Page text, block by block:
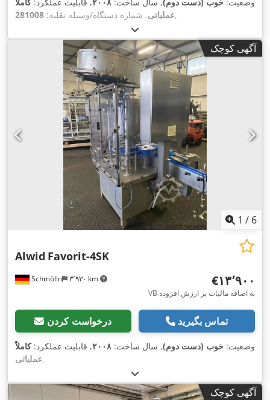
عملیاتی, شماره دستگاه/وسیله نقلیه: 281008 ,
آگهی کوچک
1 / 6
Schmölln ۳٬۹۳۰ km
Alwid Favorit-4SK
‎€۱۳٬۹۰۰
VB به اضافه مالیات بر ارزش افزوده
درخواست کردن تماس بگیرید
وضعیت: خوب (دست دوم), سال ساخت: ۲۰۰۸, قابلیت عملکرد:کاملاً
عملیاتی,
آگهی کوچک